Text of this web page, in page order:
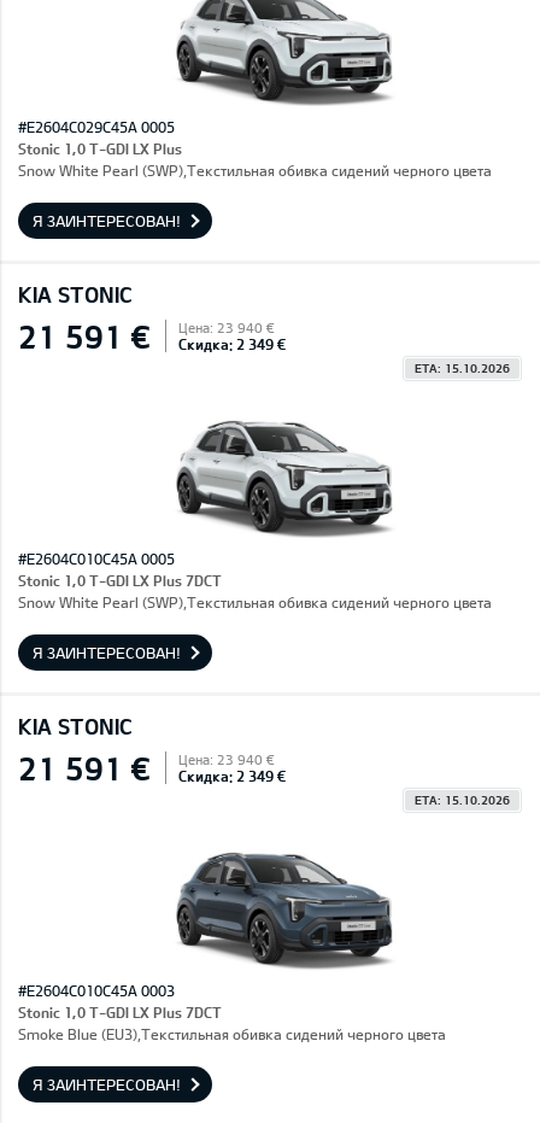
#E2604C029C45A 0005
Stonic 1,0 T-GDI LX Plus
Snow White Pearl (SWP),Текстильная обивка сидений черного цвета
Я ЗАИНТЕРЕСОВАН!
KIA STONIC
21 591 € Цена: 23 940 €
Скидка: 2 349 €
ETA: 15.10.2026
#E2604C010C45A 0005
Stonic 1,0 T-GDI LX Plus 7DCT
Snow White Pearl (SWP),Текстильная обивка сидений черного цвета
Я ЗАИНТЕРЕСОВАН!
KIA STONIC
21 591 € Цена: 23 940 €
Скидка: 2 349 €
ETA: 15.10.2026
#E2604C010C45A 0003
Stonic 1,0 T-GDI LX Plus 7DCT
Smoke Blue (EU3),Текстильная обивка сидений черного цвета
Я ЗАИНТЕРЕСОВАН!